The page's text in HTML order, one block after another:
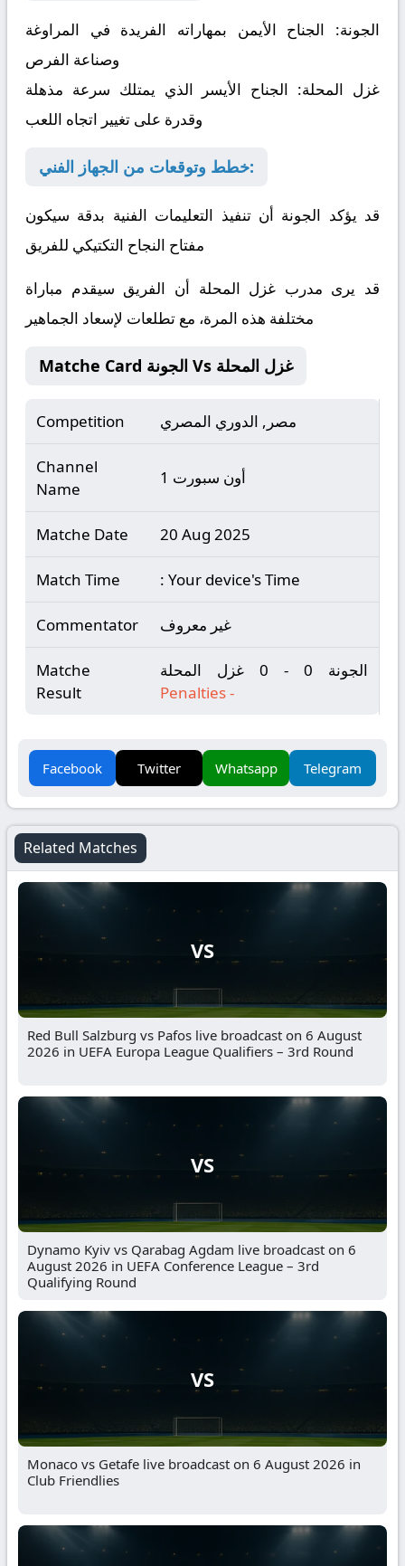
الجونة: الجناح الأيمن بمهاراته الفريدة في المراوغة
وصناعة الفرص
غزل المحلة: الجناح الأيسر الذي يمتلك سرعة مذهلة
وقدرة على تغيير اتجاه اللعب
خطط وتوقعات من الجهاز الفني:
قد يؤكد الجونة أن تنفيذ التعليمات الفنية بدقة سيكون
مفتاح النجاح التكتيكي للفريق
قد يرى مدرب غزل المحلة أن الفريق سيقدم مباراة
مختلفة هذه المرة، مع تطلعات لإسعاد الجماهير
Matche Card الجونة Vs غزل المحلة
Competition مصر, الدوري المصري
Channel
Name
أون سبورت 1
Matche Date 20 Aug 2025
Match Time : Your device's Time
Commentator غير معروف
Matche
Result
الجونة 0 - 0 غزل المحلة
Penalties-
Facebook Twitter Whatsapp Telegram
Related Matches
VS
Red Bull Salzburg vs Pafos live broadcast on 6 August
2026 in UEFA Europa League Qualifiers – 3rd Round
VS
Dynamo Kyiv vs Qarabag Agdam live broadcast on 6
August 2026 in UEFA Conference League – 3rd
Qualifying Round
VS
Monaco vs Getafe live broadcast on 6 August 2026 in
Club Friendlies